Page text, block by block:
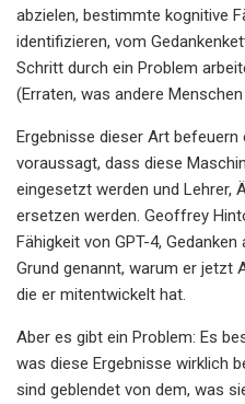
abzielen, bestimmte kognitive
identifizieren, vom
Schritt durch ein Problem
(Erraten, was andere Menschen
Ergebnisse dieser Art befeuern
voraussagt, dass diese
eingesetzt werden und Lehrer,
ersetzen werden. Geoffrey
Fähigkeit von GPT-4,
Grund genannt, warum er jetzt
die er mitentwickelt hat.
Aber es gibt ein Problem: Es
was diese Ergebnisse wirklich
sind geblendet von dem, was